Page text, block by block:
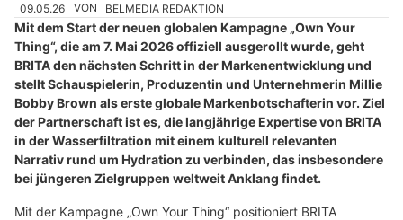
09.05.26 VON BELMEDIA REDAKTION
Mit dem Start der neuen globalen Kampagne „Own Your
Thing“, die am 7. Mai 2026 offiziell ausgerollt wurde, geht
BRITA den nächsten Schritt in der Markenentwicklung und
stellt Schauspielerin, Produzentin und Unternehmerin Millie
Bobby Brown als erste globale Markenbotschafterin vor. Ziel
der Partnerschaft ist es, die langjährige Expertise von BRITA
in der Wasserfiltration mit einem kulturell relevanten
Narrativ rund um Hydration zu verbinden, das insbesondere
bei jüngeren Zielgruppen weltweit Anklang findet.
Mit der Kampagne „Own Your Thing“ positioniert BRITA